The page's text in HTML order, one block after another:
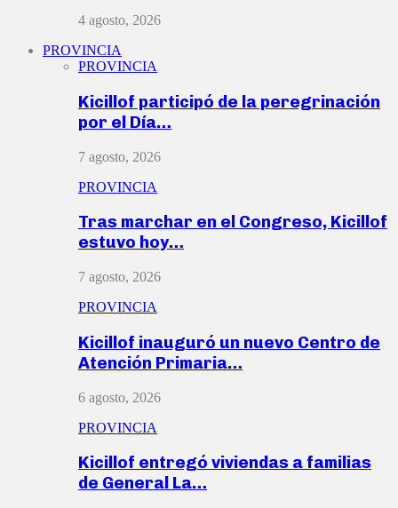
4 agosto, 2026
PROVINCIA
PROVINCIA
Kicillof participó de la peregrinación
por el Día…
7 agosto, 2026
PROVINCIA
Tras marchar en el Congreso, Kicillof
estuvo hoy…
7 agosto, 2026
PROVINCIA
Kicillof inauguró un nuevo Centro de
Atención Primaria…
6 agosto, 2026
PROVINCIA
Kicillof entregó viviendas a familias
de General La…